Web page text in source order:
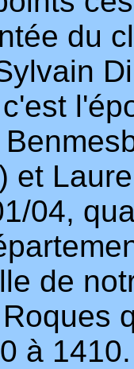
du
et
04,
de
à 1410.